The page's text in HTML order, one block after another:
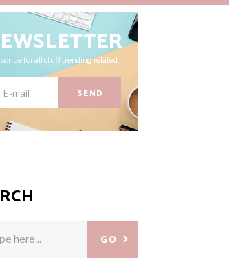
for all stuff trending related.
SEND
GO